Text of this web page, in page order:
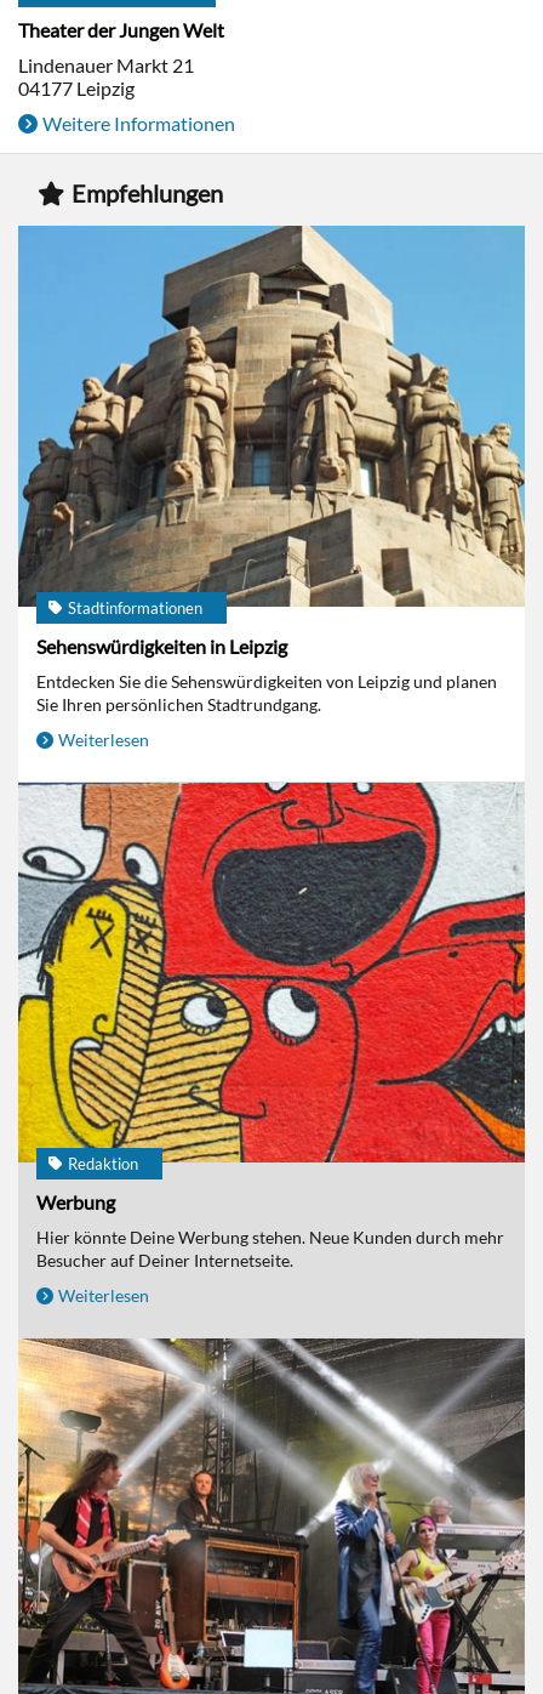
Theater der Jungen Welt
Lindenauer Markt 21
04177 Leipzig
Weitere Informationen
Empfehlungen
Stadtinformationen
Sehenswürdigkeiten in Leipzig
Entdecken Sie die Sehenswürdigkeiten von Leipzig und planen
Sie Ihren persönlichen Stadtrundgang.
Weiterlesen
Redaktion
Werbung
Hier könnte Deine Werbung stehen. Neue Kunden durch mehr
Besucher auf Deiner Internetseite.
Weiterlesen